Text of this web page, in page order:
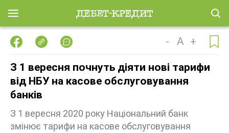
- A +
З 1 вересня почнуть діяти нові тарифи
від НБУ на касове обслуговування
банків
З 1 вересня 2020 року Національний банк
змінює тарифи на касове обслуговування